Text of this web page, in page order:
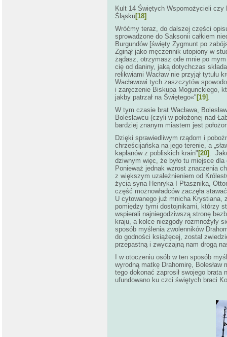
Kult 14 Świętych Wspomożycieli czy
Śląsku[18] .
Wróćmy teraz, do dalszej części
sprowadzone do Saksonii całkiem
Burgundów [święty Zygmunt po
Zginął jako męczennik utopiony w
żądasz, otrzymasz ode mnie po
cię od daniny, jaką dotychczas
relikwiami Wacław nie przyjął
Wacławowi tych zaszczytów
i zaręczenie Biskupa Mogunckiego,
jakby patrzał na Świętego«" [19] .
W tym czasie brat Wacława,
Bolesławcu (czyli w położonej nad
bardziej znanym miastem jest
Dzięki sprawiedliwym rządom i
chrześcijańska na jego terenie, a
kapłanów z pobliskich krain" [20] .
dziwnym więc, że było tu miejsce
Ponieważ jednak wzrost znaczenia
z większym uzależnieniem od
życia syna Henryka I Ptasznika,
część możnowładców zaczęła
U cytowanego już mnicha Krystiana,
pomiędzy tymi dostojnikami, którzy
wspierali najniegodziwszą stronę
kraju, a kolce niezgody rozmnożyły
sposób myślenia zwolenników
do godności książęcej, został
przepastną i zwyczajną nam drogą
I w otoczeniu osób w ten sposób
wyrodną matkę Drahomirę, Bolesław
tego dokonać zaprosił swojego brata
ufundowano ku czci świętych braci